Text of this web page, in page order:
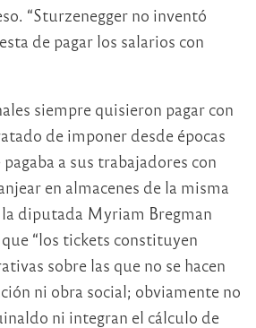
“Sturzenegger no inventó
de pagar los salarios con
siempre quisieron pagar con
de imponer desde épocas
a sus trabajadores con
en almacenes de la misma
la diputada Myriam Bregman
“los tickets constituyen
sobre las que no se hacen
ni obra social; obviamente no
ni integran el cálculo de